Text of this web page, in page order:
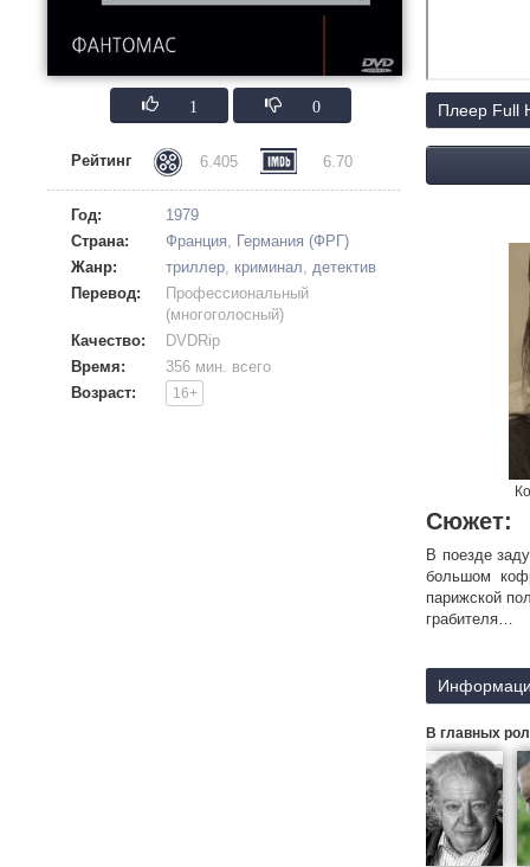
1 0
Рейтинг 6.405 6.70
Год:
1979
Страна:
Франция, Германия (ФРГ)
Жанр:
триллер, криминал, детектив
Перевод:
Профессиональный
(многоголосный)
Качество:
DVDRip
Время:
356 мин. всего
Возраст:
16+
Плеер Full
Сюжет:
В поезде
большом
парижской
грабителя…
В главных